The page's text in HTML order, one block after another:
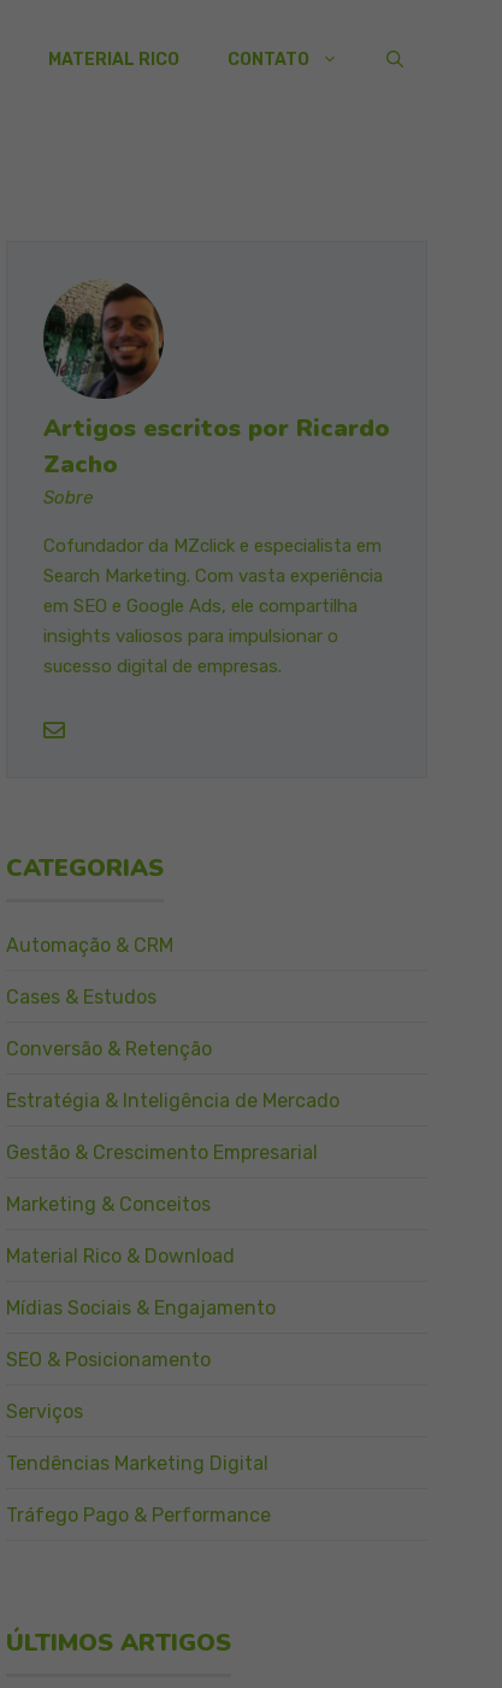
MATERIAL RICO CONTATO
Artigos escritos por Ricardo
Zacho
Sobre
Cofundador da MZclick e especialista em
Search Marketing. Com vasta experiência
em SEO e Google Ads, ele compartilha
insights valiosos para impulsionar o
sucesso digital de empresas.
CATEGORIAS
Automação & CRM
Cases & Estudos
Conversão & Retenção
Estratégia & Inteligência de Mercado
Gestão & Crescimento Empresarial
Marketing & Conceitos
Material Rico & Download
Mídias Sociais & Engajamento
SEO & Posicionamento
Serviços
Tendências Marketing Digital
Tráfego Pago & Performance
ÚLTIMOS ARTIGOS